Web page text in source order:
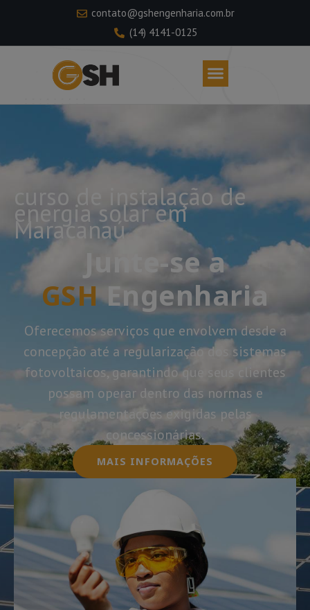
contato@gshengenharia.com.br
(14) 4141-0125
curso de instalação de
energia solar em
Maracanaú
Junte-se a
GSHEngenharia
Oferecemos serviços que envolvem desde a
concepção até a regularização dos sistemas
fotovoltaicos, garantindo que seus clientes
possam operar dentro das normas e
regulamentações exigidas pelas
concessionárias.
MAIS INFORMAÇÕES